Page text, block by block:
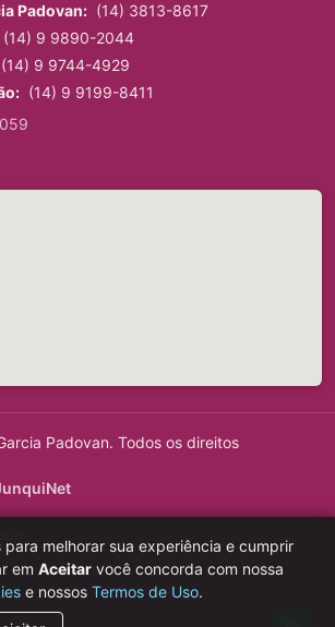
Padovan: (14) 3813-8617
(14) 9 9890-2044
(14) 9 9744-4929
(14) 9 9199-8411
Padovan. Todos os direitos
para melhorar sua experiência e cumprir
em Aceitar você concorda com nossa
e nossos Termos de Uso.